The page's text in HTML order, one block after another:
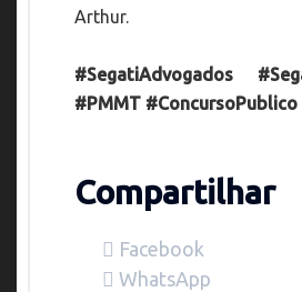
Arthur.
#SegatiAdvogados
#PMMT
Compartilhar
Facebook
WhatsApp